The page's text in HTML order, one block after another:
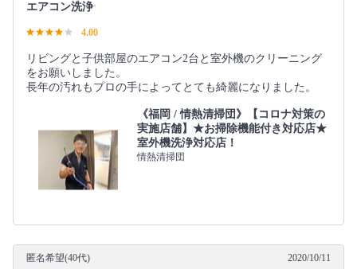
エアコン洗浄
4.00
リビングと子供部屋のエアコン2台と室外機のクリーニング
をお願いしました。
長年の汚れもプロの手によってとても綺麗になりました。
《福岡 / 情熱清掃団》【コロナ対策の
実施店舗】★お掃除機能付き対応店★
室外機洗浄対応店！
情熱清掃団
匿名希望(40代) 2020/10/11